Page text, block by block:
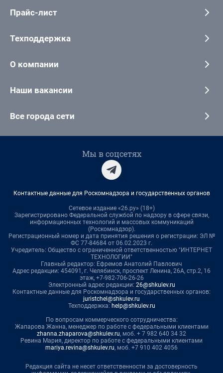
Прайс-лист
Техподдержка
О компании
Наши вакансии
Все города сети
Мы в соцсетях
Контактные данные для Роскомнадзора и государственных органов
Сетевое издание «26.ру» (18+)
Зарегистрировано Федеральной службой по надзору в сфере связи,
информационных технологий и массовых коммуникаций
(Роскомнадзор).
Регистрационный номер и дата принятия решения о регистрации: ЭЛ №
ФС 77-84684 от 06.02.2023 г.
Учредитель: Общество с ограниченной ответственностью "ИНТЕРНЕТ
ТЕХНОЛОГИИ"
Главный редактор: Ефремов Анатолий Павлович
Адрес редакции: 454091, г. Челябинск, проспект Ленина, 26А, стр.2, 16
этаж, +7-982-706-26-26
Электронный адрес редакции: 26@shkulev.ru
Контактные данные для Роскомнадзора и государственных органов:
juristchel@shkulev.ru
Техподдержка: help@shkulev.ru
По вопросам коммерческого сотрудничества:
Жапарова Жанна, менеджер по работе с федеральными клиентами
zhanna.zhaparova@shkulev.ru, моб. + 7 982 640 34 32
Ревина Мария, директор по работе с федеральными клиентами
mariya.revina@shkulev.ru, моб. +7 910 402 4056
Редакция сайта не несет ответственности за достоверность